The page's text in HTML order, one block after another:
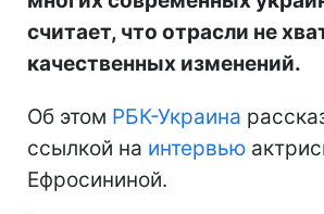
считает, что отрасли не
качественных изменений.
Об этом РБК-Украина
ссылкой на интервью
Ефросининой.